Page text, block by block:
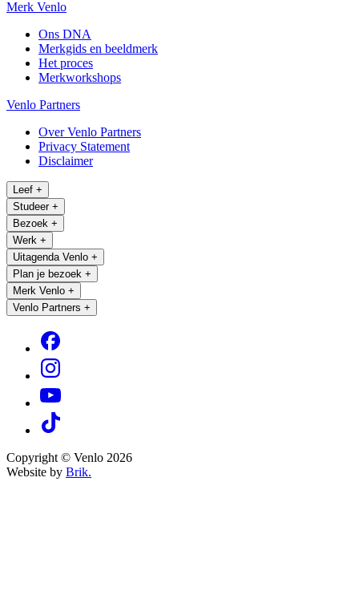
Merk Venlo
Ons DNA
Merkgids en beeldmerk
Het proces
Merkworkshops
Venlo Partners
Over Venlo Partners
Privacy Statement
Disclaimer
Leef +
Studeer +
Bezoek +
Werk +
Uitagenda Venlo +
Plan je bezoek +
Merk Venlo +
Venlo Partners +
Copyright © Venlo 2026
Website by Brik.